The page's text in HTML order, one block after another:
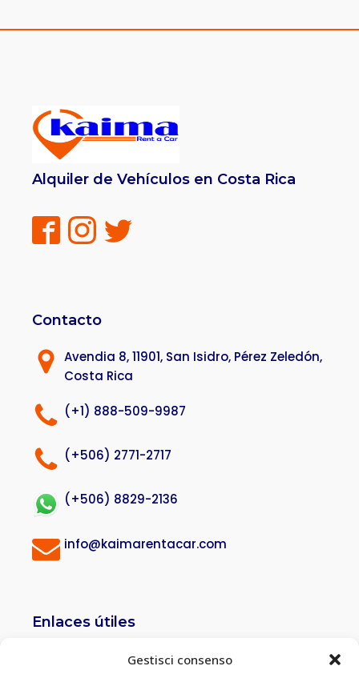
Gestisci consenso
Alquiler de Vehículos en Costa Rica
Contacto
Avendia 8, 11901, San Isidro, Pérez Zeledón,
Costa Rica
(+1) 888-509-9987
(+506) 2771-2717
(+506) 8829-2136
info@kaimarentacar.com
Enlaces útiles
Política de privacidad